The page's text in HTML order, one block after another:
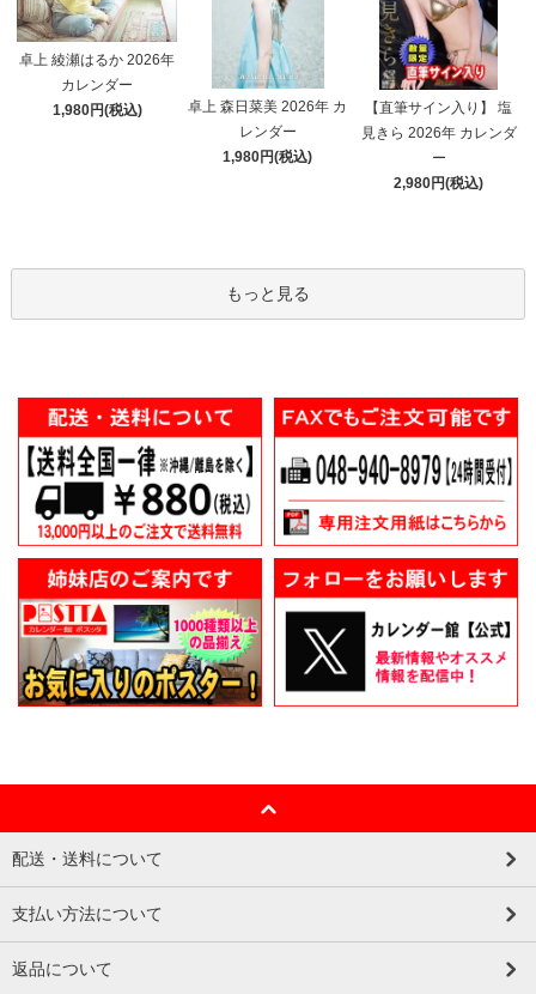
卓上 綾瀬はるか 2026年
カレンダー
1,980円(税込)
卓上 森日菜美 2026年 カ
レンダー
1,980円(税込)
【直筆サイン入り】 塩
見きら 2026年 カレンダ
ー
2,980円(税込)
もっと見る
配送・送料について
支払い方法について
返品について